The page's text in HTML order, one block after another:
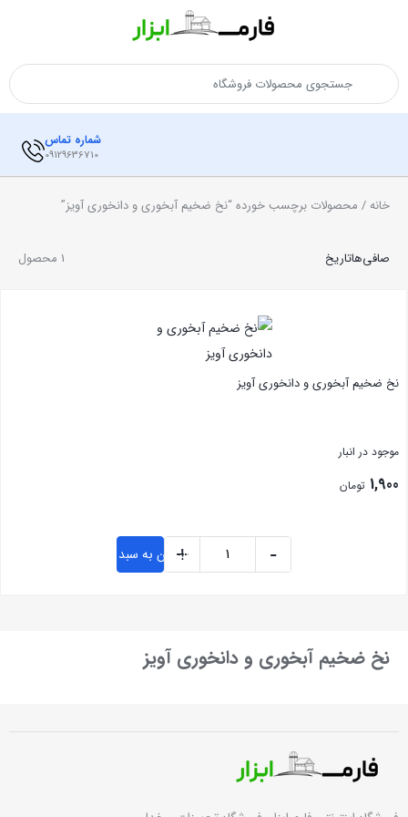
شماره تماس
09129636710
خانه/ محصولات برچسب خورده “نخ ضخیم آبخوری و دانخوری آویز”
1 محصول صافی‌هاتاریخ
نخ ضخیم آبخوری و دانخوری آویز
موجود در انبار
1,900 تومان
-
+
افزودن به سبد خرید
نخ ضخیم آبخوری و دانخوری آویز